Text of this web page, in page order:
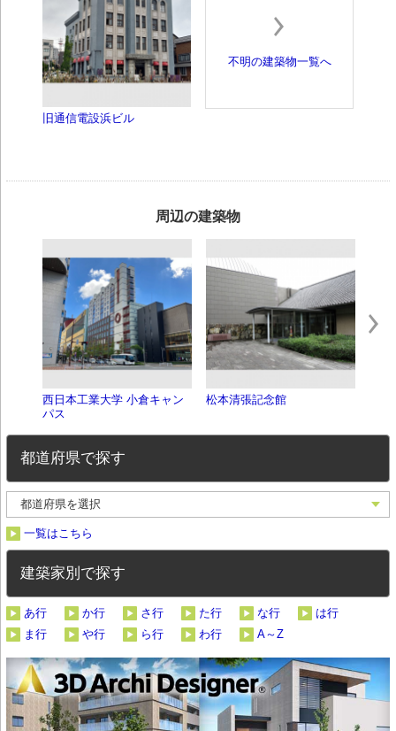
旧通信電設浜ビル
不明の建築物一覧へ
周辺の建築物
西日本工業大学 小倉キャン
パス
松本清張記念館
都道府県で探す
一覧はこちら
建築家別で探す
あ行 か行 さ行 た行 な行
は行
ま行
や行 ら行 わ行 A～Z